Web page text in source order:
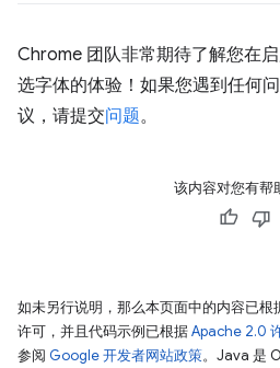
Chrome 团队非常期待了解您在
选字体的体验！如果您遇到任何
议，请提交问题。
该内容对您有帮
如未另行说明，那么本页面中的内容已根
许可，并且代码示例已根据Apache 2.0
参阅 Google 开发者网站政策。Java 是